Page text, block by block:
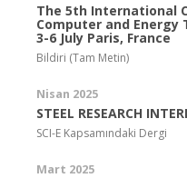
The 5th International
Computer and Energy
3-6 July Paris, France
Bildiri (Tam Metin)
Nisan 2025
STEEL RESEARCH
SCI-E Kapsamındaki Dergi
Mart 2025